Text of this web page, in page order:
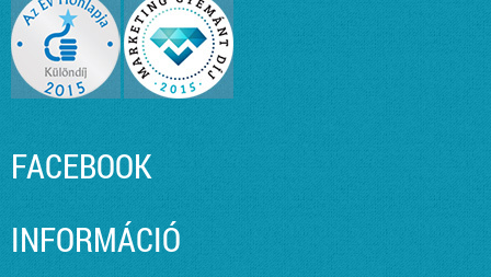
FACEBOOK
INFORMÁCIÓ